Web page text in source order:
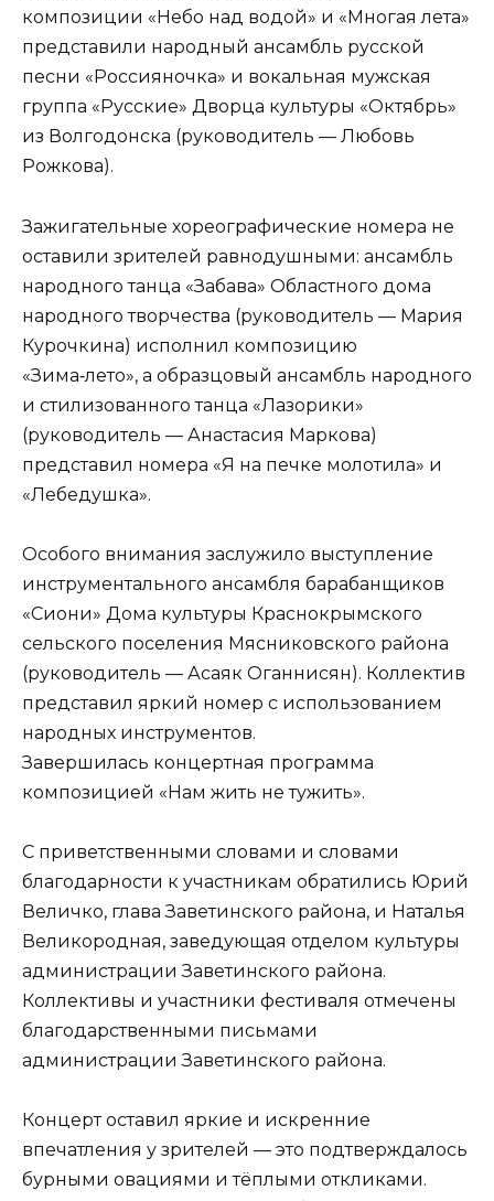
композиции «Небо над водой» и «Многая лета»
представили народный ансамбль русской
песни «Россияночка» и вокальная мужская
группа «Русские» Дворца культуры «Октябрь»
из Волгодонска (руководитель — Любовь
Рожкова).
Зажигательные хореографические номера не
оставили зрителей равнодушными: ансамбль
народного танца «Забава» Областного дома
народного творчества (руководитель — Мария
Курочкина) исполнил композицию
«Зима‑лето», а образцовый ансамбль народного
и стилизованного танца «Лазорики»
(руководитель — Анастасия Маркова)
представил номера «Я на печке молотила» и
«Лебедушка».
Особого внимания заслужило выступление
инструментального ансамбля барабанщиков
«Сиони» Дома культуры Краснокрымского
сельского поселения Мясниковского района
(руководитель — Асаяк Оганнисян). Коллектив
представил яркий номер с использованием
народных инструментов.
Завершилась концертная программа
композицией «Нам жить не тужить».
С приветственными словами и словами
благодарности к участникам обратились Юрий
Величко, глава Заветинского района, и Наталья
Великородная, заведующая отделом культуры
администрации Заветинского района.
Коллективы и участники фестиваля отмечены
благодарственными письмами
администрации Заветинского района.
Концерт оставил яркие и искренние
впечатления у зрителей — это подтверждалось
бурными овациями и тёплыми откликами.